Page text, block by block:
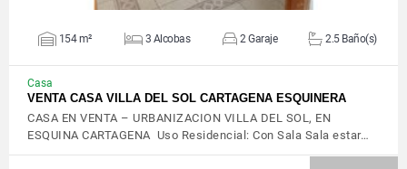
154 m² 3 Alcobas 2 Garaje 2.5 Baño(s)
Casa
VENTA CASA VILLA DEL SOL CARTAGENA ESQUINERA
CASA EN VENTA – URBANIZACION VILLA DEL SOL, EN
ESQUINA CARTAGENA Uso Residencial: Con Sala Sala estar…